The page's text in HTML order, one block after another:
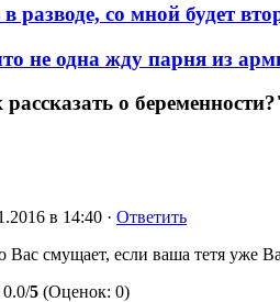
разводе, со мной будет
не одна жду парня из
о
в 14:40 · Ответить
Вас смущает, если ваша тетя уже
0.0/5 (Оценок: 0)